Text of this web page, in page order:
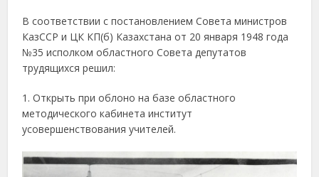
В соответствии с постановлением Совета министров
КазССР и ЦК КП(б) Казахстана от 20 января 1948 года
№35 исполком областного Совета депутатов
трудящихся решил:
1. Открыть при облоно на базе областного
методического кабинета институт
усовершенствования учителей.